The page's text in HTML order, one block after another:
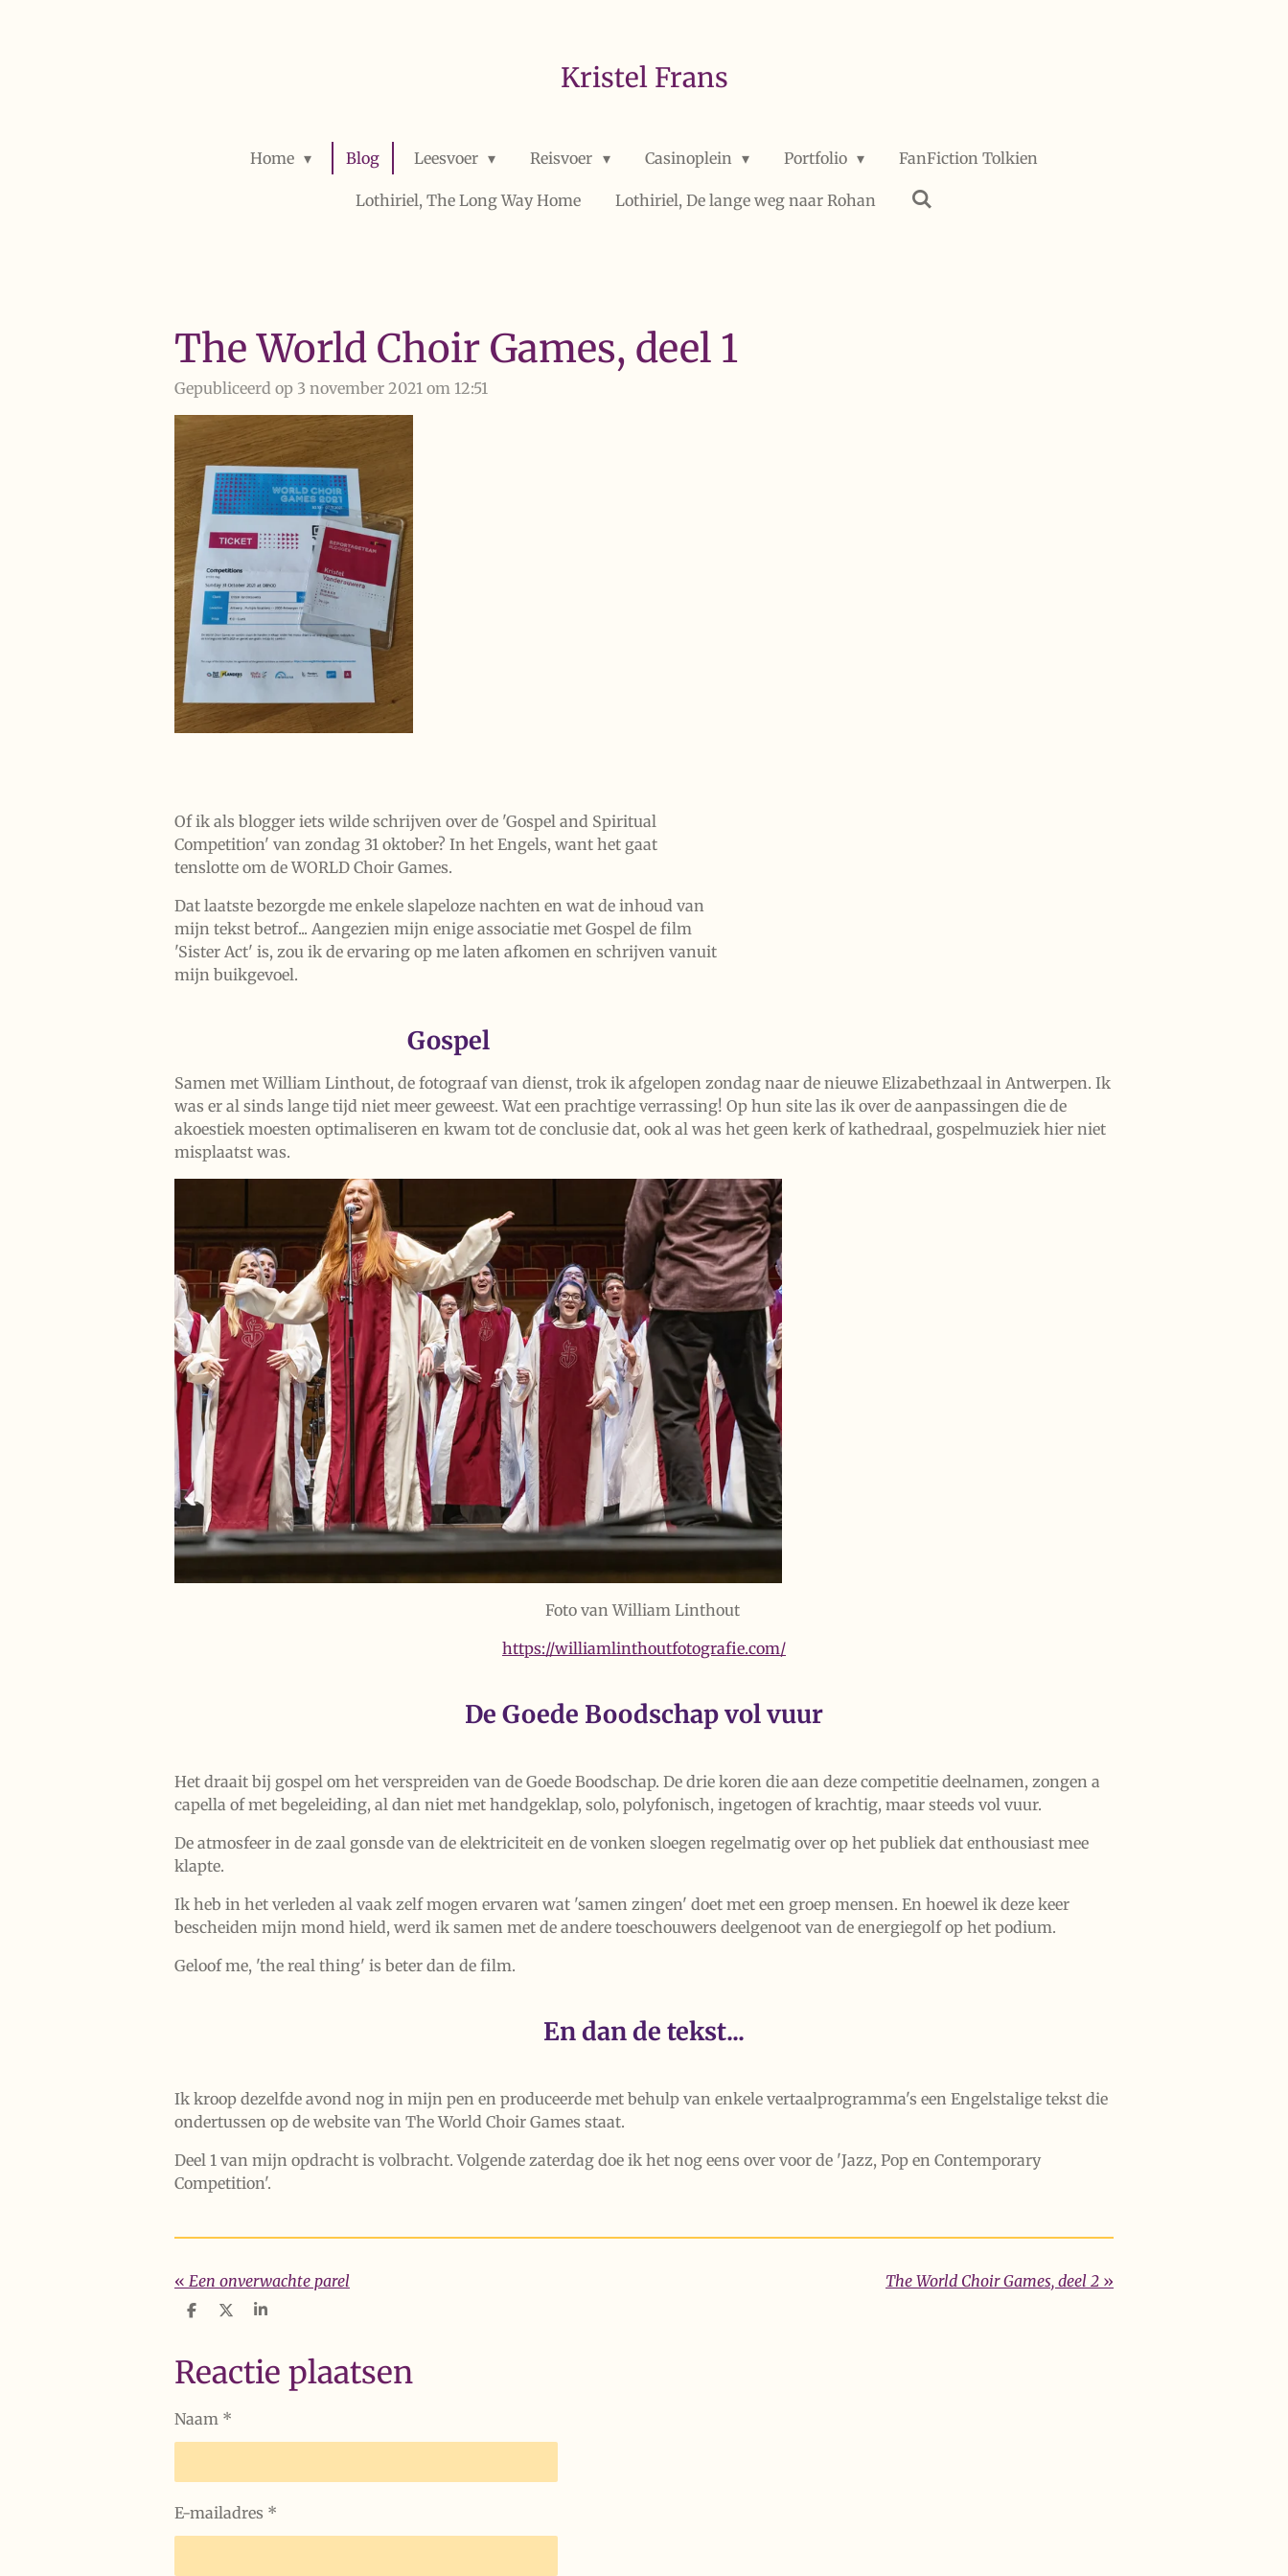
Kristel Frans
Home Blog Leesvoer Reisvoer Casinoplein Portfolio FanFiction Tolkien
Lothiriel, The Long Way Home Lothiriel, De lange weg naar Rohan
The World Choir Games, deel 1
Gepubliceerd op 3 november 2021 om 12:51
Of ik als blogger iets wilde schrijven over de 'Gospel and Spiritual
Competition' van zondag 31 oktober? In het Engels, want het gaat
tenslotte om de WORLD Choir Games.
Dat laatste bezorgde me enkele slapeloze nachten en wat de inhoud van
mijn tekst betrof... Aangezien mijn enige associatie met Gospel de film
'Sister Act' is, zou ik de ervaring op me laten afkomen en schrijven vanuit
mijn buikgevoel.
Gospel
Samen met William Linthout, de fotograaf van dienst, trok ik afgelopen zondag naar de nieuwe Elizabethzaal in Antwerpen. Ik
was er al sinds lange tijd niet meer geweest. Wat een prachtige verrassing! Op hun site las ik over de aanpassingen die de
akoestiek moesten optimaliseren en kwam tot de conclusie dat, ook al was het geen kerk of kathedraal, gospelmuziek hier niet
misplaatst was.
Foto van William Linthout
https://williamlinthoutfotografie.com/
De Goede Boodschap vol vuur
Het draait bij gospel om het verspreiden van de Goede Boodschap. De drie koren die aan deze competitie deelnamen, zongen a
capella of met begeleiding, al dan niet met handgeklap, solo, polyfonisch, ingetogen of krachtig, maar steeds vol vuur.
De atmosfeer in de zaal gonsde van de elektriciteit en de vonken sloegen regelmatig over op het publiek dat enthousiast mee
klapte.
Ik heb in het verleden al vaak zelf mogen ervaren wat 'samen zingen' doet met een groep mensen. En hoewel ik deze keer
bescheiden mijn mond hield, werd ik samen met de andere toeschouwers deelgenoot van de energiegolf op het podium.
Geloof me, 'the real thing' is beter dan de film.
En dan de tekst...
Ik kroop dezelfde avond nog in mijn pen en produceerde met behulp van enkele vertaalprogramma's een Engelstalige tekst die
ondertussen op de website van The World Choir Games staat.
Deel 1 van mijn opdracht is volbracht. Volgende zaterdag doe ik het nog eens over voor de 'Jazz, Pop en Contemporary
Competition'.
« Een onverwachte parel The World Choir Games, deel 2 »
D
e
n
D
S
r
e
Reactie plaatsen
Naam *
E-mailadres *